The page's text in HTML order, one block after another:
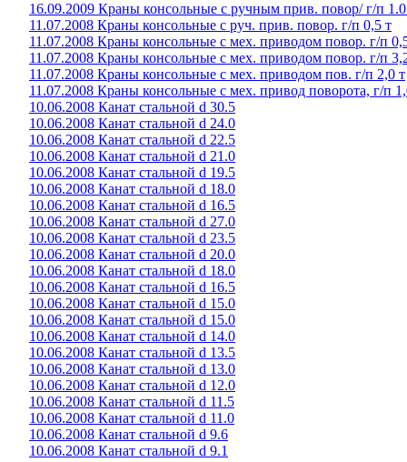
16.09.2009 Краны консольные с ручным прив. повор/ г/п
11.07.2008 Краны консольные с руч. прив. повор. г/п 0,5 т
11.07.2008 Краны консольные с мех. приводом повор. г/п
11.07.2008 Краны консольные с мех. приводом повор. г/п
11.07.2008 Краны консольные с мех. приводом пов. г/п 2,0 т
11.07.2008 Краны консольные с мех. привод поворота, г/п
10.06.2008 Канат стальной d 30.5
10.06.2008 Канат стальной d 24.0
10.06.2008 Канат стальной d 22.5
10.06.2008 Канат стальной d 21.0
10.06.2008 Канат стальной d 19.5
10.06.2008 Канат стальной d 18.0
10.06.2008 Канат стальной d 16.5
10.06.2008 Канат стальной d 27.0
10.06.2008 Канат стальной d 23.5
10.06.2008 Канат стальной d 20.0
10.06.2008 Канат стальной d 18.0
10.06.2008 Канат стальной d 16.5
10.06.2008 Канат стальной d 15.0
10.06.2008 Канат стальной d 15.0
10.06.2008 Канат стальной d 14.0
10.06.2008 Канат стальной d 13.5
10.06.2008 Канат стальной d 13.0
10.06.2008 Канат стальной d 12.0
10.06.2008 Канат стальной d 11.5
10.06.2008 Канат стальной d 11.0
10.06.2008 Канат стальной d 9.6
10.06.2008 Канат стальной d 9.1